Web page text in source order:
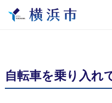
自転車を乗り入れ